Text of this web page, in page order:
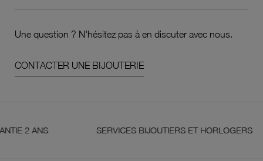
Une question ? N'hésitez pas à en discuter avec nous.
CONTACTER UNE BIJOUTERIE
SERVICES BIJOUTIERS ET HORLOGERS